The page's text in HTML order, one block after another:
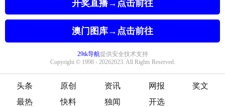
头条 原创 资讯 网报
奖文
最热
快料 独闻 开选